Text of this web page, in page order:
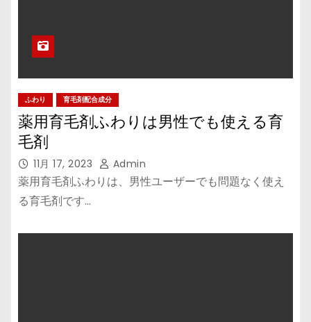
ふわり 育毛剤配合成分
薬用育毛剤ふわりは男性でも使える育
毛剤
11月 17, 2023 Admin
薬用育毛剤ふわりは、男性ユーザーでも問題なく使え
る育毛剤です…